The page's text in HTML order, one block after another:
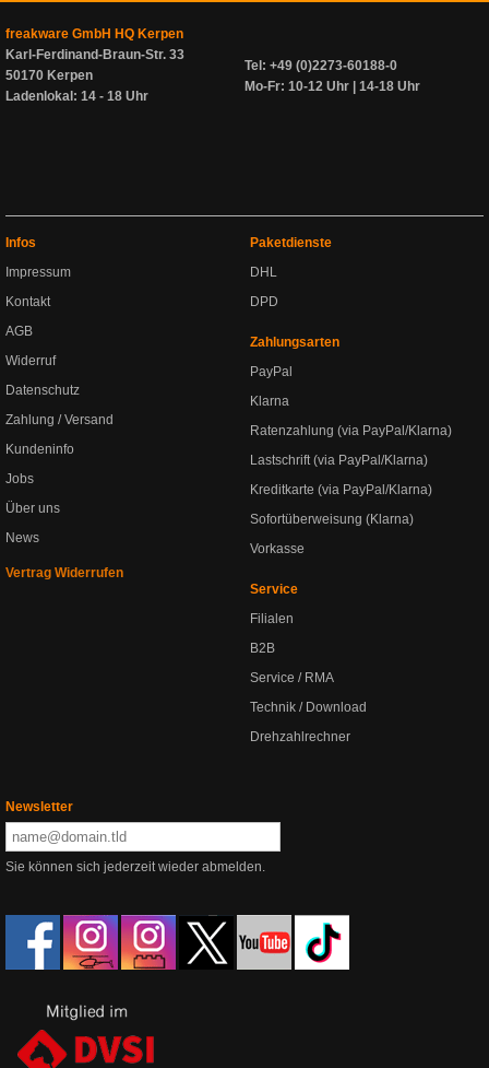
freakware GmbH HQ Kerpen
Karl-Ferdinand-Braun-Str. 33
50170 Kerpen
Ladenlokal: 14 - 18 Uhr
Tel: +49 (0)2273-60188-0
Mo-Fr: 10-12 Uhr | 14-18 Uhr
Infos
Impressum
Kontakt
AGB
Widerruf
Datenschutz
Zahlung / Versand
Kundeninfo
Jobs
Über uns
News
Vertrag Widerrufen
Paketdienste
DHL
DPD
Zahlungsarten
PayPal
Klarna
Ratenzahlung (via PayPal/Klarna)
Lastschrift (via PayPal/Klarna)
Kreditkarte (via PayPal/Klarna)
Sofortüberweisung (Klarna)
Vorkasse
Service
Filialen
B2B
Service / RMA
Technik / Download
Drehzahlrechner
Newsletter
Sie können sich jederzeit wieder abmelden.